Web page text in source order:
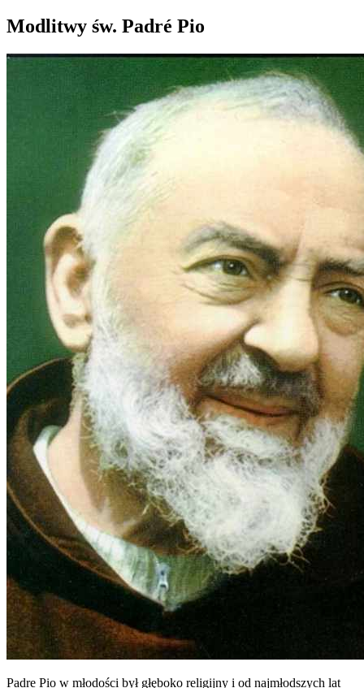
Modlitwy św. Padré Pio
Padre Pio w młodości był głęboko religijny i od najmłodszych lat